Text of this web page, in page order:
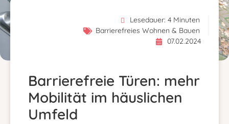
Lesedauer: 4 Minuten
Barrierefreies Wohnen & Bauen
07.02.2024
Barrierefreie Türen: mehr
Mobilität im häuslichen
Umfeld